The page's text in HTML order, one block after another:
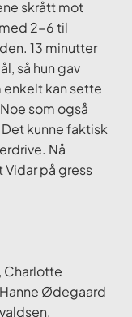
skrått mot
2-6 til
13 minutter
så hun gav
enkelt kan sette
som også
kunne faktisk
Nå
Vidar på gress
Charlotte
Ødegaard